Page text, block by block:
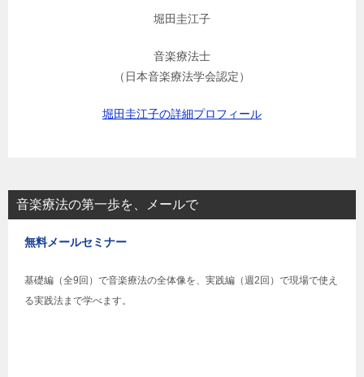
堀田圭江子
音楽療法士
（日本音楽療法学会認定）
堀田圭江子の詳細プロフィール
音楽療法の第一歩を、メールで
無料メールセミナー
基礎編（全9回）で音楽療法の全体像を、実践編（週2回）で現場で使え
る実践法まで学べます。